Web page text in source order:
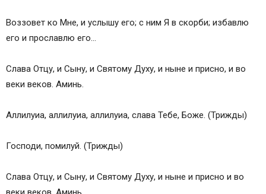
Воззовет ко Мне, и услышу его; с ним Я в скорби; избавлю
его и прославлю его…
Слава Отцу, и Сыну, и Святому Духу, и ныне и присно, и во
веки веков. Аминь.
Аллилуиа, аллилуиа, аллилуиа, слава Тебе, Боже. (Трижды)
Господи, помилуй. (Трижды)
Слава Отцу, и Сыну, и Святому Духу, и ныне и присно и во